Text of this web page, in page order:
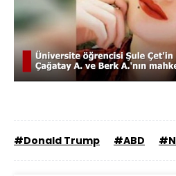
Sesi
Aç
Yüklendi
63.82%
#Donald Trump #ABD